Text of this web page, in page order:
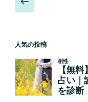
い
Love
Me
Do“2
予
レ
ダ
ー」
を
稿
ペ
ジ
送
り
の
ジ
人気の投稿